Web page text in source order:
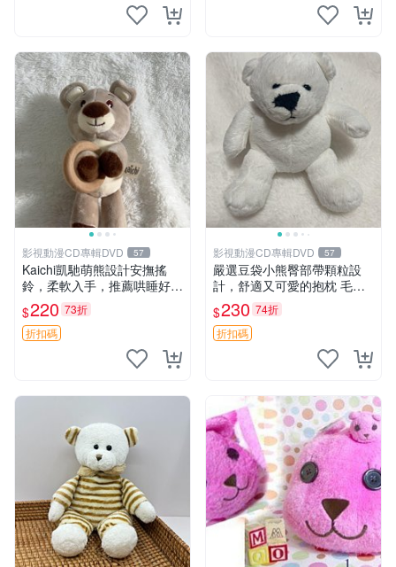
影視動漫CD專輯DVD 57
Kaichi凱馳萌熊設計安撫搖
鈴，柔軟入手，推薦哄睡好選
擇 熊公仔 安撫玩具 喂食環
$220 73折
折扣碼
影視動漫CD專輯DVD 57
嚴選豆袋小熊臀部帶顆粒設
計，舒適又可愛的抱枕 毛絨
抱枕、臀部按摩、坐墊
$230 74折
折扣碼